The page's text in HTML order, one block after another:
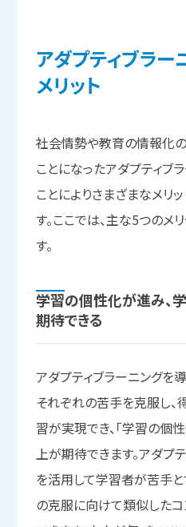
アダプティブラー
メリット
社会情勢や教育の情報化
ことになったアダプティブ
ことによりさまざまなメリ
す。ここでは、主な5つのメ
す。
学習の個性化が進み、
期待できる
アダプティブラーニングを
それぞれの苦手を克服し
習が実現でき、「学習の個
上が期待できます。アダプ
を活用して学習者が苦手
の克服に向けて類似した